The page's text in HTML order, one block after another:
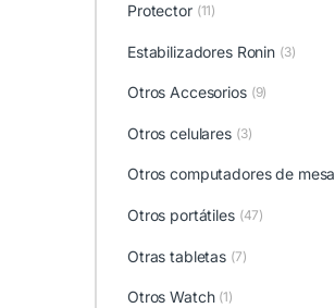
Protector (11)
Estabilizadores Ronin (3)
Otros Accesorios (9)
Otros celulares (3)
Otros computadores de mesa
Otros portátiles (47)
Otras tabletas (7)
Otros Watch (1)